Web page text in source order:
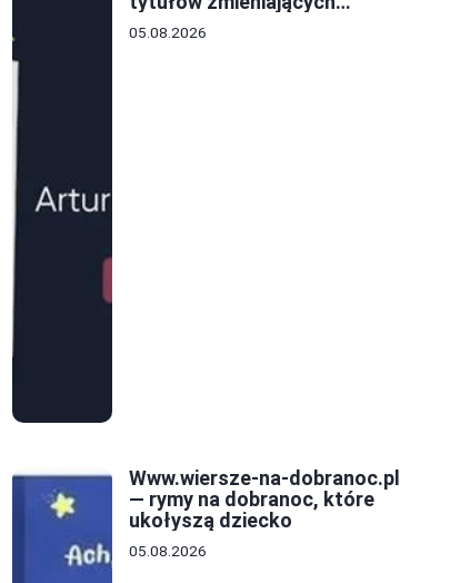
sposób myślenia
05.08.2026
Www.wiersze-na-dobranoc.pl
— rymy na dobranoc, które
ukołyszą dziecko
05.08.2026